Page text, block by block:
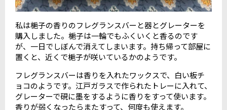
私は梔子の香りのフレグランスバーと器とグレーターを
購入しました。梔子は一輪でもふくいくと香るのです
が、一日でしぼんで消えてしまいます。持ち帰って部屋に
置くと、近くで梔子が咲いているかのようです。
フレグランスバーは香りを入れたワックスで、白い板チ
ョコのようです。江戸ガラスで作られたトレーに入れて、
グレーターで硯に墨をするように香りをすって使います。
香りが弱くなったらまたすって、何度も使えます。